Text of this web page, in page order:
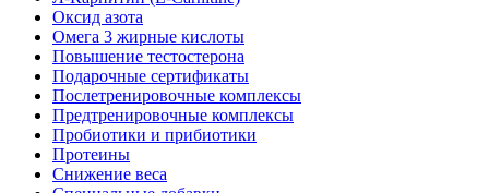
Оксид азота
Омега 3 жирные кислоты
Повышение тестостерона
Подарочные сертификаты
Послетренировочные комплексы
Предтренировочные комплексы
Пробиотики и прибиотики
Протеины
Снижение веса